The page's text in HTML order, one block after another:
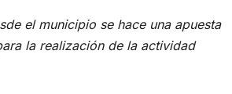
el municipio se hace una apuesta
la realización de la actividad